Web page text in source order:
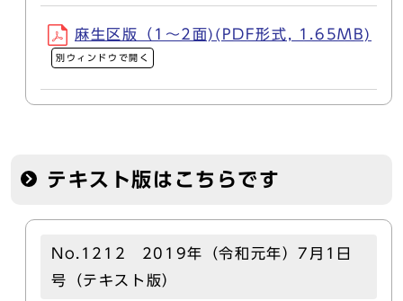
麻生区版（1～2面)(PDF形式, 1.65MB)
別ウィンドウで開く
テキスト版はこちらです
No.1212 2019年（令和元年）7月1日
号（テキスト版）